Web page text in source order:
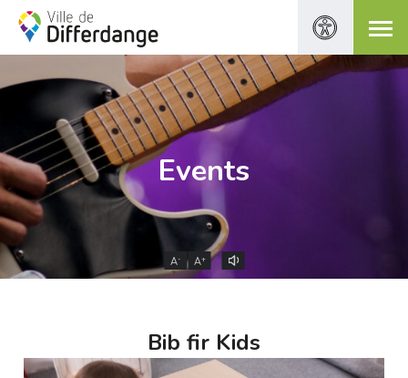
Events
A- A+
Bib fir Kids